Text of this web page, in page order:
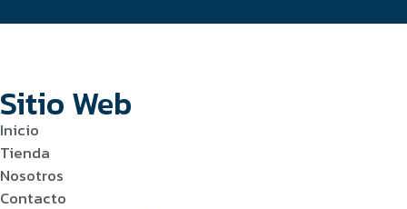
Sitio Web
Inicio
Tienda
Nosotros
Contacto